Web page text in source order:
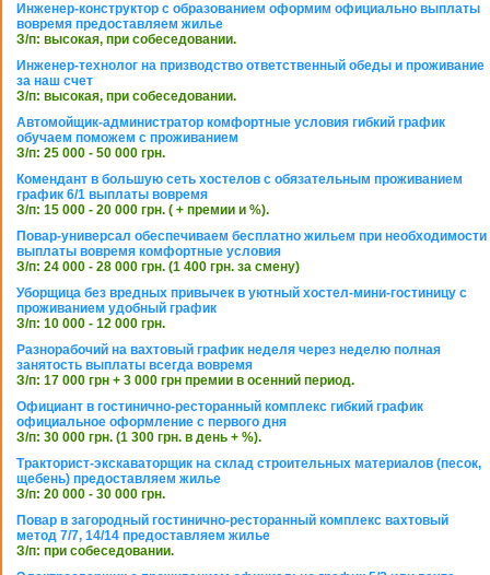
Инженер-конструктор с образованием оформим официально выплаты
вовремя предоставляем жилье
З/п: высокая, при собеседовании.
Инженер-технолог на призводство ответственный обеды и проживание
за наш счет
З/п: высокая, при собеседовании.
Автомойщик-администратор комфортные условия гибкий график
обучаем поможем с проживанием
З/п: 25 000 - 50 000 грн.
Комендант в большую сеть хостелов с обязательным проживанием
график 6/1 выплаты вовремя
З/п: 15 000 - 20 000 грн. ( + премии и %).
Повар-универсал обеспечиваем бесплатно жильем при необходимости
выплаты вовремя комфортные условия
З/п: 24 000 - 28 000 грн. (1 400 грн. за смену)
Уборщица без вредных привычек в уютный хостел-мини-гостиницу с
проживанием удобный график
З/п: 10 000 - 12 000 грн.
Разнорабочий на вахтовый график неделя через неделю полная
занятость выплаты всегда вовремя
З/п: 17 000 грн + 3 000 грн премии в осенний период.
Официант в гостинично-ресторанный комплекс гибкий график
официальное оформление с первого дня
З/п: 30 000 грн. (1 300 грн. в день + %).
Тракторист-экскаваторщик на склад строительных материалов (песок,
щебень) предоставляем жилье
З/п: 20 000 - 30 000 грн.
Повар в загородный гостинично-ресторанный комплекс вахтовый
метод 7/7, 14/14 предоставляем жилье
З/п: при собеседовании.